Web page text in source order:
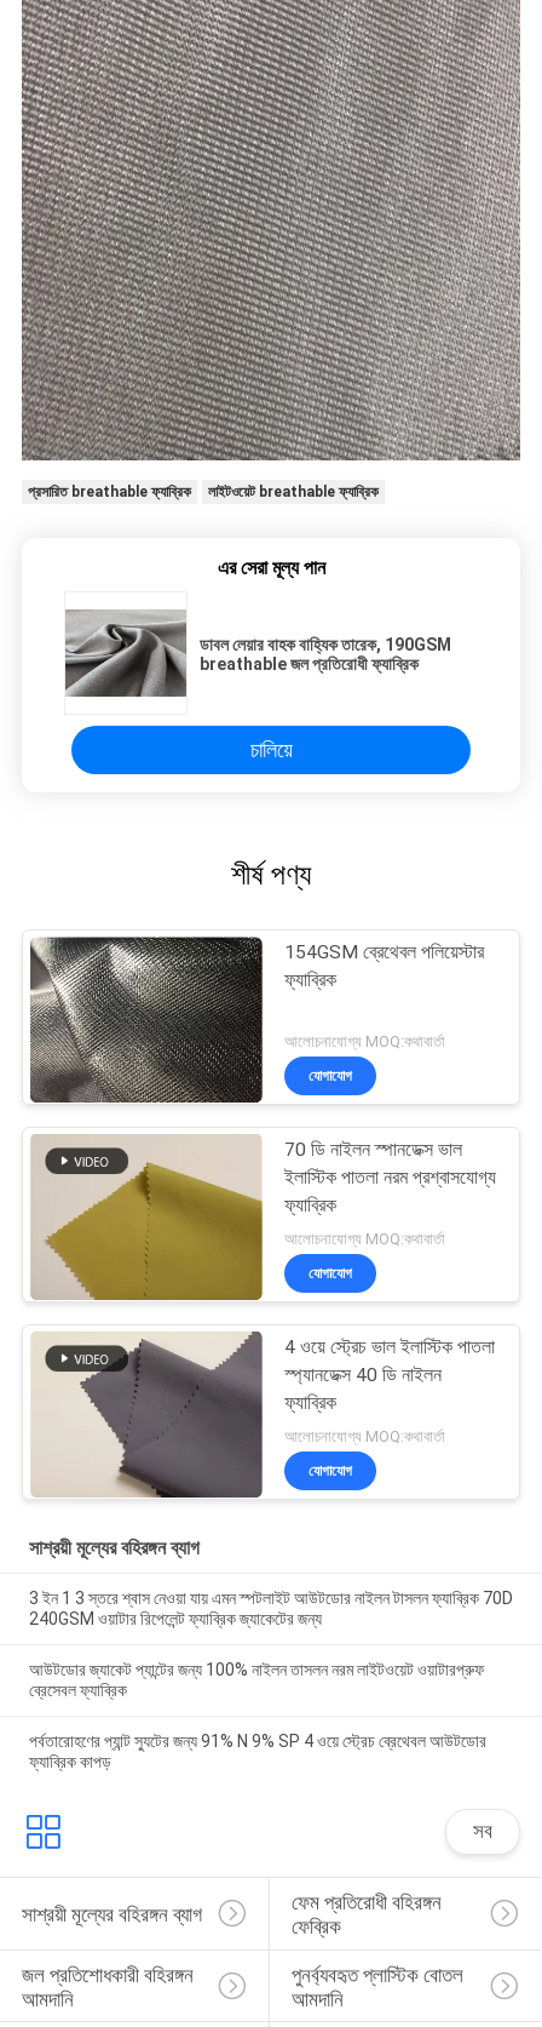
প্রসারিত breathable ফ্যাব্রিক লাইটওয়েট breathable ফ্যাব্রিক
এর সেরা মূল্য পান
ডাবল লেয়ার বাহক বাহ্যিক তারেক, 190GSM
breathable জল প্রতিরোধী ফ্যাব্রিক
চালিয়ে
শীর্ষ পণ্য
154GSM ব্রেথেবল পলিয়েস্টার
ফ্যাব্রিক
আলোচনাযোগ্য MOQ:কথাবার্তা
যোগাযোগ
70 ডি নাইলন স্পানডেক্স ভাল
ইলাস্টিক পাতলা নরম প্রশ্বাসযোগ্য
ফ্যাব্রিক
আলোচনাযোগ্য MOQ:কথাবার্তা
যোগাযোগ
4 ওয়ে স্ট্রেচ ভাল ইলাস্টিক পাতলা
স্প্যানডেক্স 40 ডি নাইলন
ফ্যাব্রিক
আলোচনাযোগ্য MOQ:কথাবার্তা
যোগাযোগ
সাশ্রয়ী মূল্যের বহিরঙ্গন ব্যাগ
3 ইন 1 3 স্তরে শ্বাস নেওয়া যায় এমন স্পটলাইট আউটডোর নাইলন টাসলন ফ্যাব্রিক 70D
240GSM ওয়াটার রিপেলেন্ট ফ্যাব্রিক জ্যাকেটের জন্য
আউটডোর জ্যাকেট প্যান্টের জন্য 100% নাইলন তাসলন নরম লাইটওয়েট ওয়াটারপ্রুফ
ব্রেসেবল ফ্যাব্রিক
পর্বতারোহণের প্যান্ট স্যুটের জন্য 91% N 9% SP 4 ওয়ে স্ট্রেচ ব্রেথেবল আউটডোর
ফ্যাব্রিক কাপড়
সব
সাশ্রয়ী মূল্যের বহিরঙ্গন ব্যাগ
ফেম প্রতিরোধী বহিরঙ্গন
ফেব্রিক
জল প্রতিশোধকারী বহিরঙ্গন
আমদানি
পুনর্ব্যবহৃত প্লাস্টিক বোতল
আমদানি